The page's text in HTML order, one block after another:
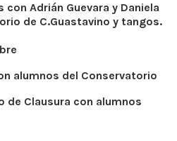
Adrián Guevara y Daniela
de C.Guastavino y tangos.
alumnos del Conservatorio
de Clausura con alumnos